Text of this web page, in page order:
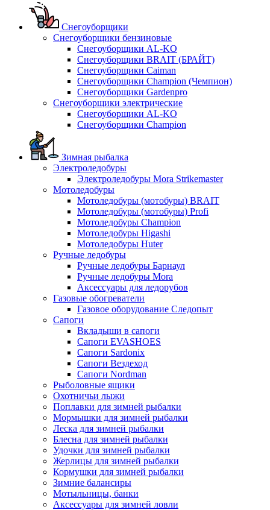
Снегоуборщики
Снегоуборщики бензиновые
Снегоуборщики AL-KO
Снегоуборщики BRAIT (БРАЙТ)
Снегоуборщики Caiman
Снегоуборщики Champion (Чемпион)
Снегоуборщики Gardenpro
Снегоуборщики электрические
Снегоуборщики AL-KO
Снегоуборщики Champion
Зимная рыбалка
Электроледобуры
Электроледобуры Mora Strikemaster
Мотоледобуры
Мотоледобуры (мотобуры) BRAIT
Мотоледобуры (мотобуры) Profi
Мотоледобуры Champion
Мотоледобуры Higashi
Мотоледобуры Huter
Ручные ледобуры
Ручные ледобуры Барнаул
Ручные ледобуры Mora
Аксессуары для ледорубов
Газовые обогреватели
Газовое оборудование Следопыт
Сапоги
Вкладыши в сапоги
Сапоги EVASHOES
Сапоги Sardonix
Сапоги Вездеход
Сапоги Nordman
Рыболовные ящики
Охотничьи лыжи
Поплавки для зимней рыбалки
Мормышки для зимней рыбалки
Леска для зимней рыбалки
Блесна для зимней рыбалки
Удочки для зимней рыбалки
Жерлицы для зимней рыбалки
Кормушки для зимней рыбалки
Зимние балансиры
Мотыльницы, банки
Аксессуары для зимней ловли